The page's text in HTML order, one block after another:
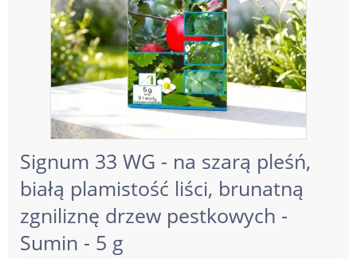
Signum 33 WG - na szarą pleśń,
białą plamistość liści, brunatną
zgniliznę drzew pestkowych -
Sumin - 5 g